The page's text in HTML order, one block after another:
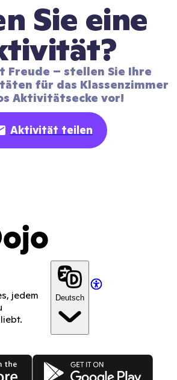
Sie eine
Freude – stellen Sie Ihre
für das Klassenzimmer
Aktivitätsecke vor!
Aktivität teilen
jedem
Deutsch
Google Play